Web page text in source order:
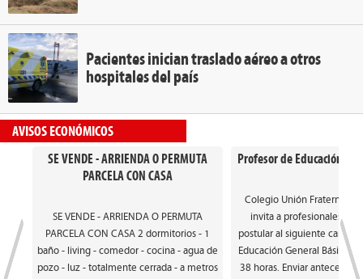
Pacientes inician traslado aéreo a otros
hospitales del país
AVISOS ECONÓMICOS
SE VENDE - ARRIENDA O PERMUTA
PARCELA CON CASA
SE VENDE - ARRIENDA O PERMUTA
PARCELA CON CASA 2 dormitorios - 1
baño - living - comedor - cocina - agua de
pozo - luz - totalmente cerrada - a metros
Profesor de Educación
Colegio Unión Fraterna de
invita a profesionales
postular al siguiente cargo:
Educación General Básica.
38 horas. Enviar